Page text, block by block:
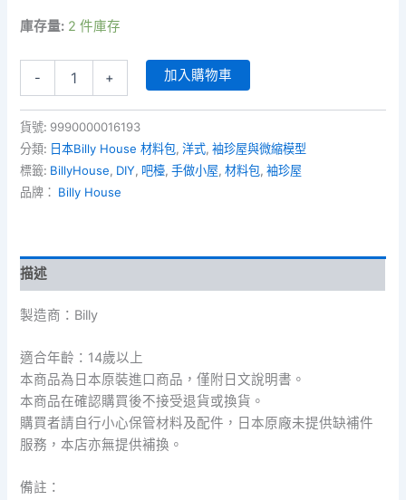
庫存量: 2 件庫存
-
吧
檯
數
量
+ 加入購物車
貨號: 9990000016193
分類: 日本Billy House 材料包,洋式,袖珍屋與微縮模型
標籤: BillyHouse, DIY, 吧檯,手做小屋,材料包,袖珍屋
品牌： Billy House
描述
製造商： Billy
適合年齡： 14歲以上
本商品為日本原裝進口商品，僅附日文說明書。
本商品在確認購買後不接受退貨或換貨。
購買者請自行小心保管材料及配件，日本原廠未提供缺補件
服務，本店亦無提供補換。
備註：